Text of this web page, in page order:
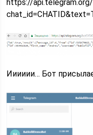
https://
Ииииии… Бот